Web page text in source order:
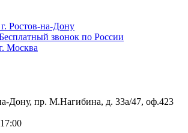
г. Ростов-на-Дону
звонок по России
Москва
Дону, пр. М.Нагибина, д. 33а/47, оф.423